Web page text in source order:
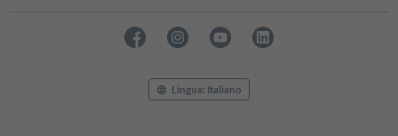
Lingua: Italiano